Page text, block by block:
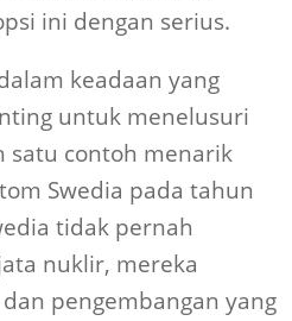
ini dengan serius.
keadaan yang
untuk menelusuri
satu contoh menarik
Swedia pada tahun
tidak pernah
nuklir, mereka
pengembangan yang